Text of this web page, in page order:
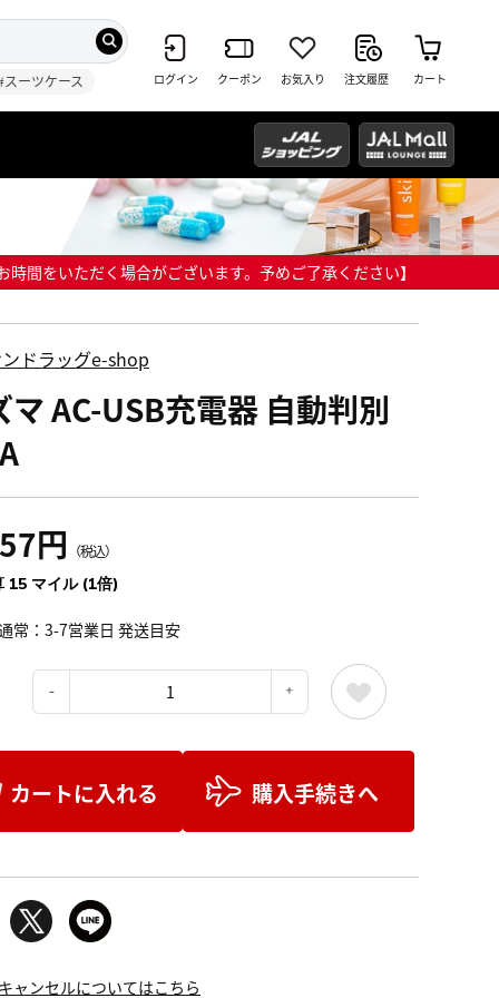
スーツケース ログイン クーポン お気入り 注文履歴 カート
間をいただく場合がございます。予めご了承ください】
ドラッグe-shop
マ AC-USB充電器 自動判別
円 （税込）
15 マイル (1倍)
常：3-7営業日 発送目安
カートに入れる 購入手続きへ
ャンセルについてはこちら